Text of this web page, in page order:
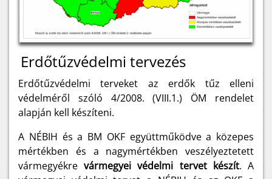
Erdőtűzvédelmi tervezés
Erdőtűzvédelmi terveket az erdők tűz elleni
védelméről szóló 4/2008. (VIII.1.) ÖM rendelet
alapján kell készíteni.
A NÉBIH és a BM OKF együttműködve a közepes
mértékben és a nagymértékben veszélyeztetett
vármegyékrevármegyei védelmi tervet készít. A